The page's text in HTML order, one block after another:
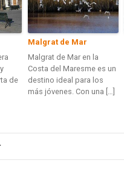
de
Malgrat de Mar
Malgrat de Mar en la
Costa del Maresme es un
destino ideal para los
más jóvenes. Con una […]